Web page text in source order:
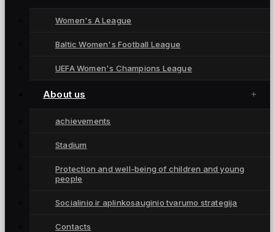
Women's A League
Baltic Women's Football League
UEFA Women's Champions League
About us
achievements
Stadium
Protection and well-being of children and young
people
Socialinio ir aplinkosauginio tvarumo strategija
Contacts
Championships
+370 687 33129